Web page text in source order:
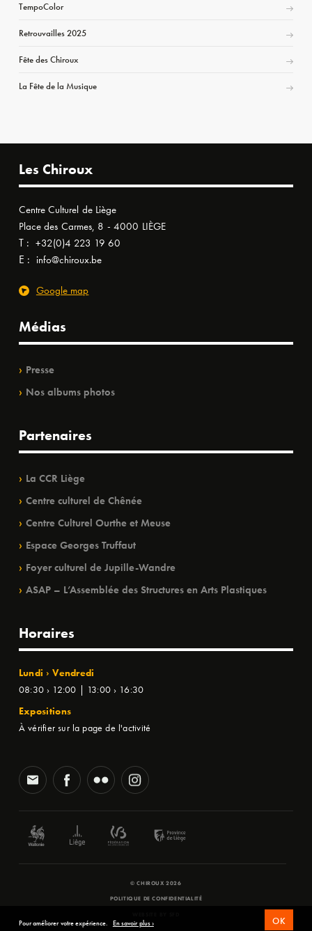
TempoColor
Retrouvailles 2025
Fête des Chiroux
La Fête de la Musique
Les Chiroux
Centre Culturel de Liège
Place des Carmes, 8 - 4000 LIÈGE
T : +32(0)4 223 19 60
E : info@chiroux.be
Google map
Médias
Presse
Nos albums photos
Partenaires
La CCR Liège
Centre culturel de Chênée
Centre Culturel Ourthe et Meuse
Espace Georges Truffaut
Foyer culturel de Jupille-Wandre
ASAP – L’Assemblée des Structures en Arts Plastiques
Horaires
Lundi › Vendredi
08:30 › 12:00 | 13:00 › 16:30
Expositions
À vérifier sur la page de l'activité
© CHIROUX 2026
POLITIQUE DE CONFIDENTIALITÉ
Pour améliorer votre expérience. En savoir plus › OK